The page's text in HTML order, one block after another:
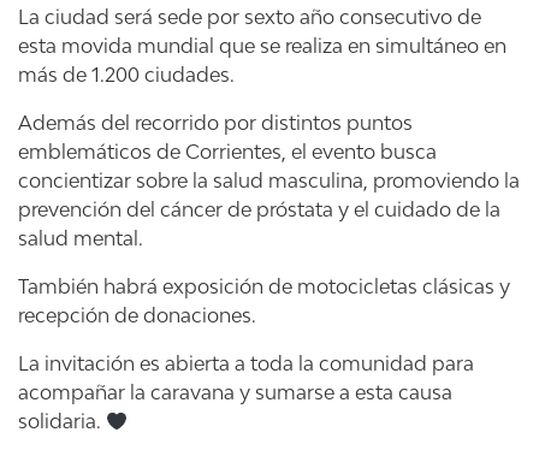
La ciudad será sede por sexto año consecutivo de
esta movida mundial que se realiza en simultáneo en
más de 1.200 ciudades.
Además del recorrido por distintos puntos
emblemáticos de Corrientes, el evento busca
concientizar sobre la salud masculina, promoviendo la
prevención del cáncer de próstata y el cuidado de la
salud mental.
También habrá exposición de motocicletas clásicas y
recepción de donaciones.
La invitación es abierta a toda la comunidad para
acompañar la caravana y sumarse a esta causa
solidaria.